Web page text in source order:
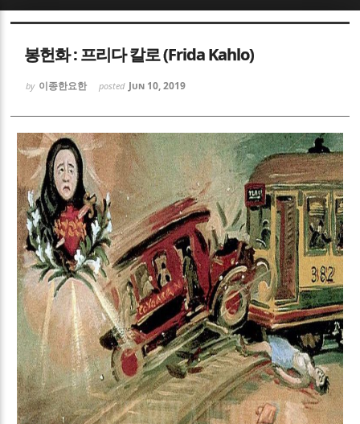
봉헌화 : 프리다 칼로 (Frida Kahlo)
by 이종한요한 posted Jun 10, 2019
Sketchbook5, 스케치북5
Sketchbook5, 스케치북5
Sketchbook5, 스케치북5
Sketchbook5, 스케치북5